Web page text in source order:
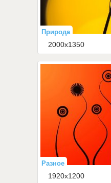
Природа
2000x1350
Разное
1920x1200